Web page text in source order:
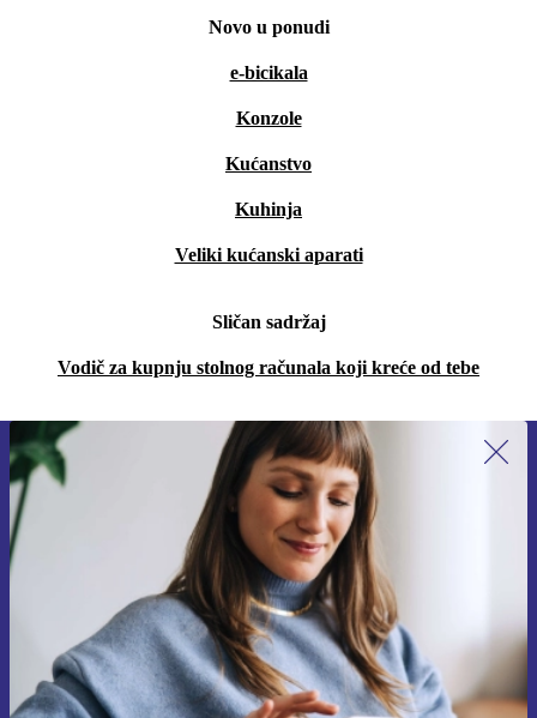
Novo u ponudi
e-bicikala
Konzole
Kućanstvo
Kuhinja
Veliki kućanski aparati
Sličan sadržaj
Vodič za kupnju stolnog računala koji kreće od tebe
Prijavi se na newsletter!
Nikad više ne propusti ponudu.
Zatraži kupon
Informacije o korištenju osobnih podataka možeš pronaći u našim